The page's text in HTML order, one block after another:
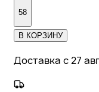
58
В КОРЗИНУ
Доставка с 27